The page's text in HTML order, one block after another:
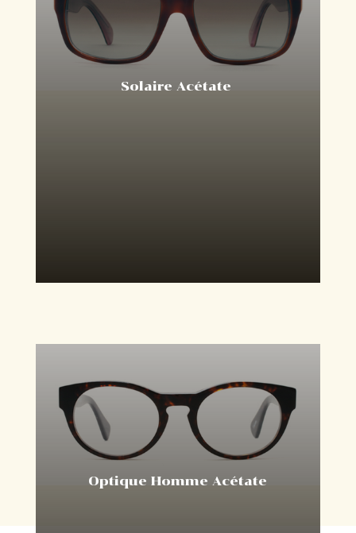
Solaire Acétate
Optique Homme Acétate